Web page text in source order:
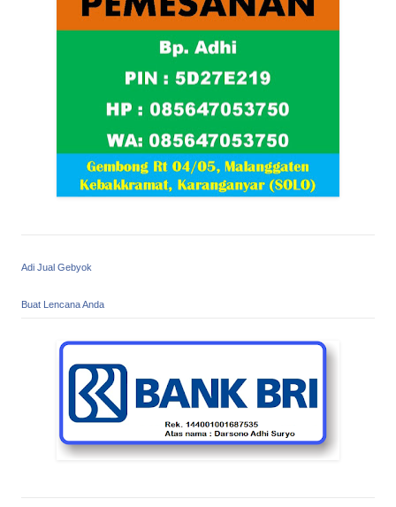
Adi Jual Gebyok
Buat Lencana Anda